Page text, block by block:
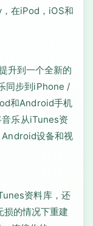
在iPod，iOS和
升到一个全新的
同步到iPhone /
和Android手机
乐从iTunes资
设备和视
资料库，还
损的情况下重建